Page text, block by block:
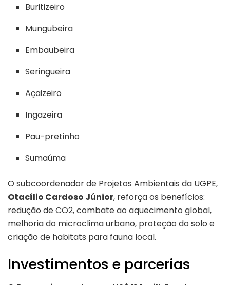
Buritizeiro
Mungubeira
Embaubeira
Seringueira
Açaizeiro
Ingazeira
Pau-pretinho
Sumaúma
O subcoordenador de Projetos Ambientais da UGPE,
Otacílio Cardoso Júnior, reforça os benefícios:
redução de CO2, combate ao aquecimento global,
melhoria do microclima urbano, proteção do solo e
criação de habitats para fauna local.
Investimentos e parcerias